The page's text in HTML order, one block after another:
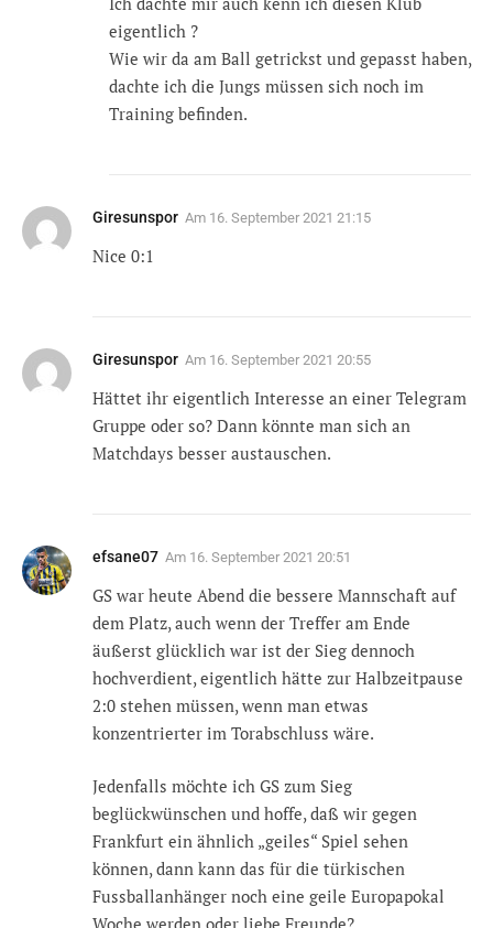
eigentlich ?
Wie wir da am Ball getrickst und gepasst haben,
dachte ich die Jungs müssen sich noch im
Training befinden.
Giresunspor Am 16. September 2021 21:15
Nice 0:1
Giresunspor Am 16. September 2021 20:55
Hättet ihr eigentlich Interesse an einer Telegram
Gruppe oder so? Dann könnte man sich an
Matchdays besser austauschen.
efsane07 Am 16. September 2021 20:51
GS war heute Abend die bessere Mannschaft auf
dem Platz, auch wenn der Treffer am Ende
äußerst glücklich war ist der Sieg dennoch
hochverdient, eigentlich hätte zur Halbzeitpause
2:0 stehen müssen, wenn man etwas
konzentrierter im Torabschluss wäre.
Jedenfalls möchte ich GS zum Sieg
beglückwünschen und hoffe, daß wir gegen
Frankfurt ein ähnlich „geiles“ Spiel sehen
können, dann kann das für die türkischen
Fussballanhänger noch eine geile Europapokal
Woche werden oder liebe Freunde?